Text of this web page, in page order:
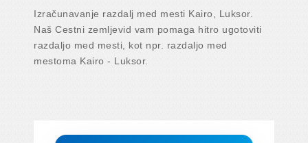
Izračunavanje razdalj med mesti Kairo, Luksor.
Naš Cestni zemljevid vam pomaga hitro ugotoviti
razdaljo med mesti, kot npr. razdaljo med
mestoma Kairo - Luksor.